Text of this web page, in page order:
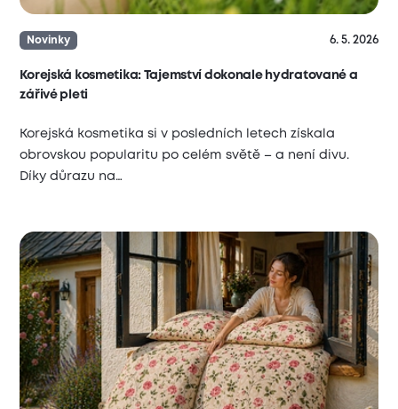
Novinky 6. 5. 2026
Korejská kosmetika: Tajemství dokonale hydratované a
zářivé pleti
Korejská kosmetika si v posledních letech získala
obrovskou popularitu po celém světě – a není divu.
Díky důrazu na…